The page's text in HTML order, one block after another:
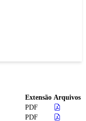
Extensão Arquivos
PDF
PDF